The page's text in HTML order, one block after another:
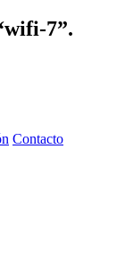
7”.
Contacto